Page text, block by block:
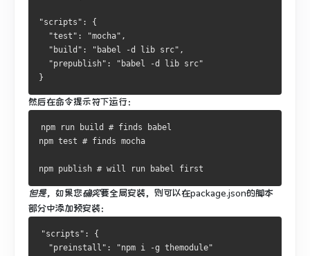
"scripts": {
  "test": "mocha",
  "build": "babel -d lib src",
  "prepublish": "babel -d lib src"
}
然后在命令提示符下运行：
npm run build # finds babel
npm test # finds mocha
npm publish # will run babel first
但是， 如果您确实要全局安装，则可以在package.json的脚本
部分中添加预安装：
"scripts": {
  "preinstall": "npm i -g themodule"